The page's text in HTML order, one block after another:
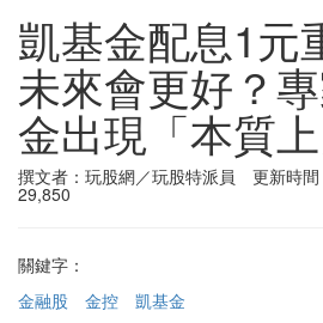
凱基金配息1元
未來會更好？
金出現「本質
撰文者：玩股網／玩股特派員 更新時
29,850
關鍵字：
金融股
金控
凱基金